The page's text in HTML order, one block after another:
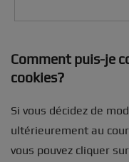
Comment puis-je
cookies?
Si vous décidez de
ultérieurement au
vous pouvez cliquer